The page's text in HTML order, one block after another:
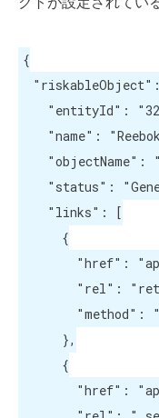
{
"entityId":
"name":
"objectName":
"status":
    "links": [
      {
"href":
"rel":
"method":
      },
      {
"href":